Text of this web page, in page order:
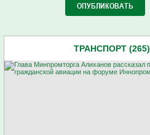
ТРАНСПОРТ (265)